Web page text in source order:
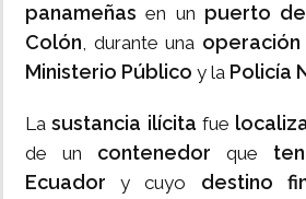
panameñas en un puerto
Colón, durante una operación
Ministerio Público y la Policía
Lasustancia ilícitafue
de un contenedor que
Ecuador y cuyo destino